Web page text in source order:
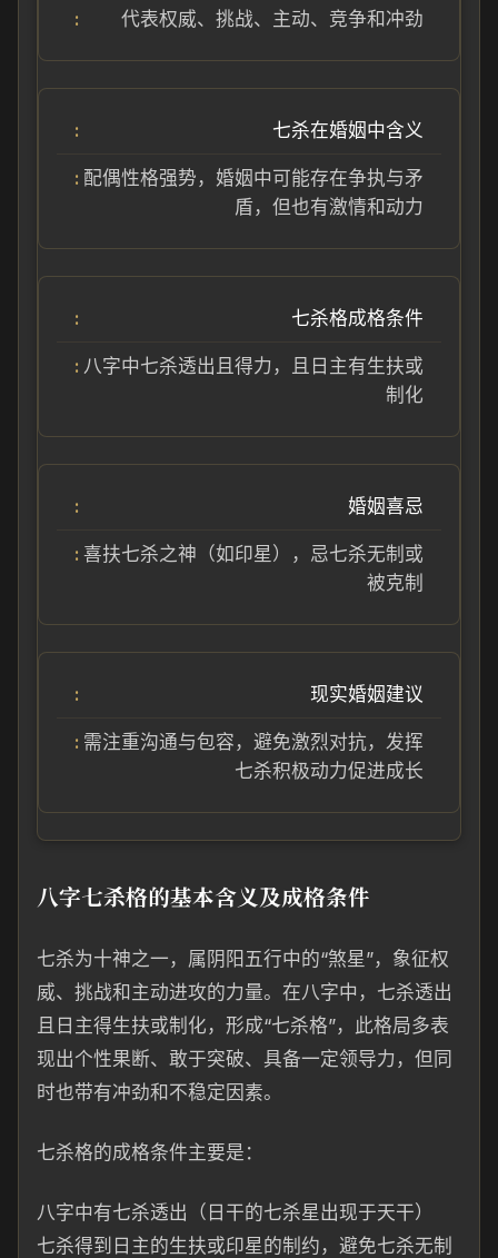
代表权威、挑战、主动、竞争和冲劲
七杀在婚姻中含义
配偶性格强势，婚姻中可能存在争执与矛
盾，但也有激情和动力
七杀格成格条件
八字中七杀透出且得力，且日主有生扶或
制化
婚姻喜忌
喜扶七杀之神（如印星），忌七杀无制或
被克制
现实婚姻建议
需注重沟通与包容，避免激烈对抗，发挥
七杀积极动力促进成长
八字七杀格的基本含义及成格条件
七杀为十神之一，属阴阳五行中的“煞星”，象征权
威、挑战和主动进攻的力量。在八字中，七杀透出
且日主得生扶或制化，形成“七杀格”，此格局多表
现出个性果断、敢于突破、具备一定领导力，但同
时也带有冲劲和不稳定因素。
七杀格的成格条件主要是：
八字中有七杀透出（日干的七杀星出现于天干）
七杀得到日主的生扶或印星的制约，避免七杀无制